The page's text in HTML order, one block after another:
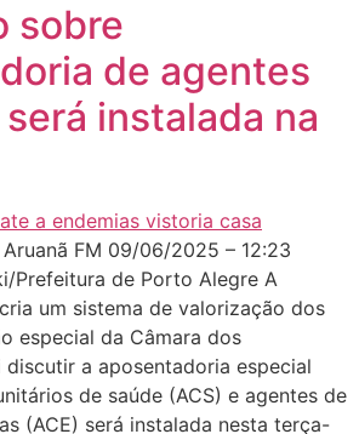
sobre
de agentes
instalada na
FM 09/06/2025 – 12:23
Prefeitura de Porto Alegre A
um sistema de valorização dos
especial da Câmara dos
a aposentadoria especial
de saúde (ACS) e agentes de
(ACE) será instalada nesta terça-